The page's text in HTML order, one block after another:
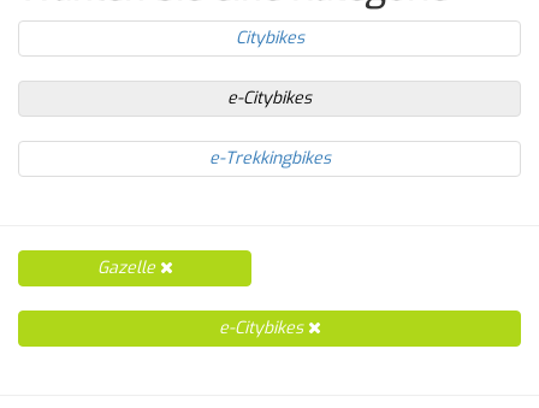
Citybikes
e-Citybikes
e-Trekkingbikes
Gazelle
e-Citybikes